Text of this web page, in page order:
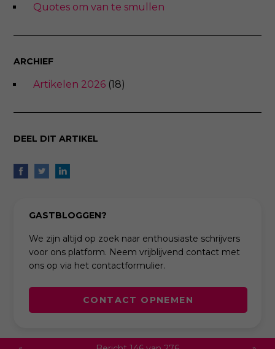
Quotes om van te smullen
ARCHIEF
Artikelen 2026 (18)
DEEL DIT ARTIKEL
GASTBLOGGEN?
We zijn altijd op zoek naar enthousiaste schrijvers
voor ons platform. Neem vrijblijvend contact met
ons op via het contactformulier.
CONTACT OPNEMEN